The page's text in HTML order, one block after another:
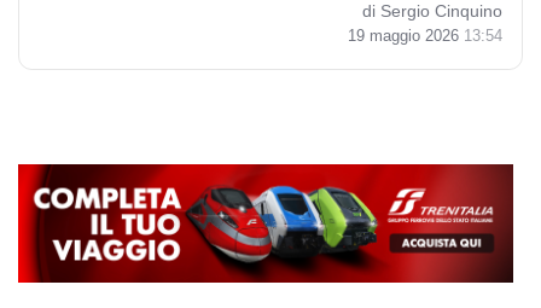
di Sergio Cinquino
19 maggio 2026 13:54